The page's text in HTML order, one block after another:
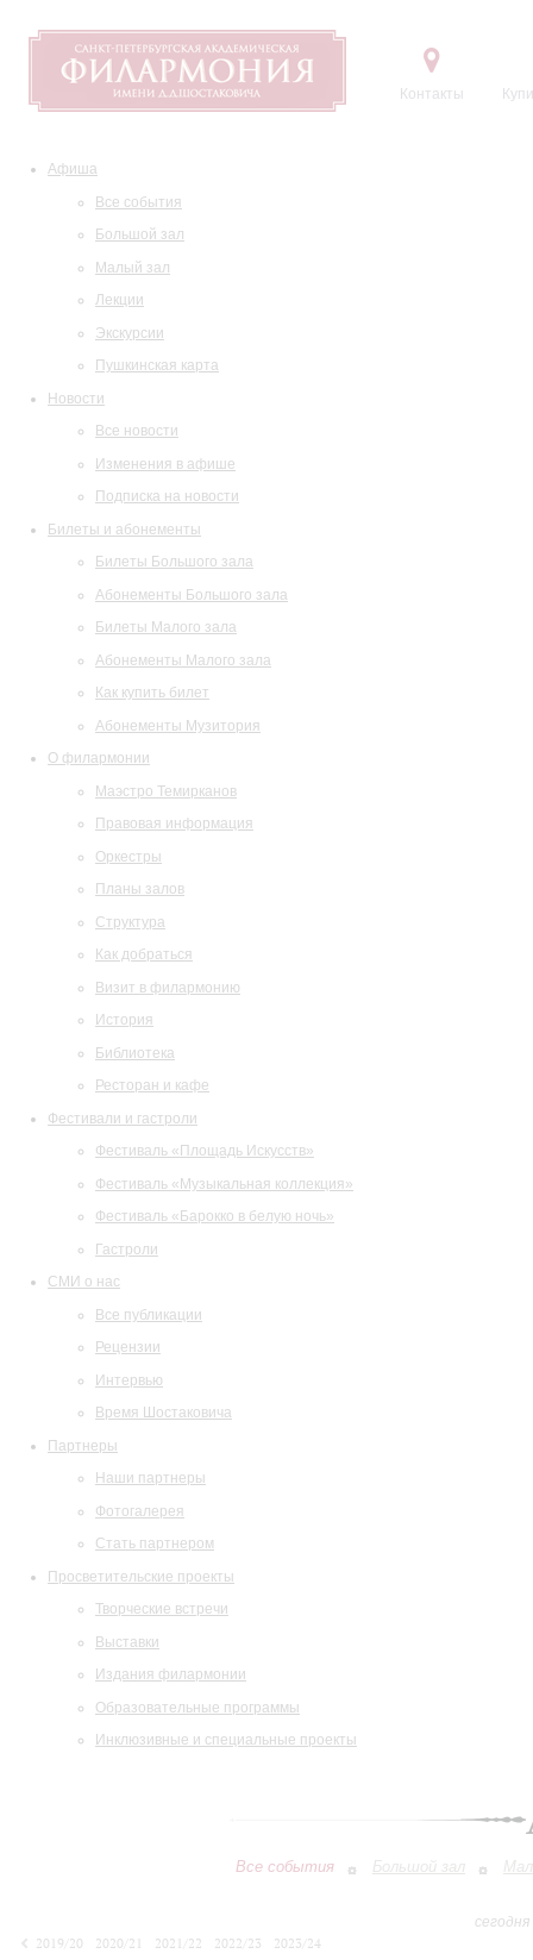
Контакты
Афиша
Все события
Большой зал
Малый зал
Лекции
Экскурсии
Пушкинская карта
Новости
Все новости
Изменения в афише
Подписка на новости
Билеты и абонементы
Билеты Большого зала
Абонементы Большого зала
Билеты Малого зала
Абонементы Малого зала
Как купить билет
Абонементы Музитория
О филармонии
Маэстро Темирканов
Правовая информация
Оркестры
Планы залов
Структура
Как добраться
Визит в филармонию
История
Библиотека
Ресторан и кафе
Фестивали и гастроли
Фестиваль «Площадь Искусств»
Фестиваль «Музыкальная коллекция»
Фестиваль «Барокко в белую ночь»
Гастроли
СМИ о нас
Все публикации
Рецензии
Интервью
Время Шостаковича
Партнеры
Наши партнеры
Фотогалерея
Стать партнером
Просветительские проекты
Творческие встречи
Выставки
Издания филармонии
Образовательные программы
Инклюзивные и специальные проекты
Все события Большой зал
2019/20
2020/21 2021/22 2022/23
2023/24